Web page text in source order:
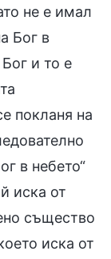
не е имал
Бог в
и то е
покланя на
в небето“
иска от
същество
иска от